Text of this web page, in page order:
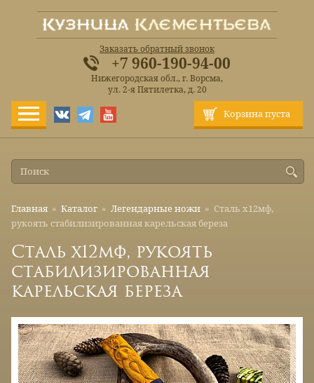
Корзина пуста
Заказать обратный звонок
+7 960-190-94-00
Нижегородская обл., г. Ворсма,
ул. 2-я Пятилетка, д. 20
Главная » Каталог » Легендарные ножи » Сталь х12мф,
рукоять стабилизированная карельская береза
Сталь х12мф, рукоять
стабилизированная
карельская береза